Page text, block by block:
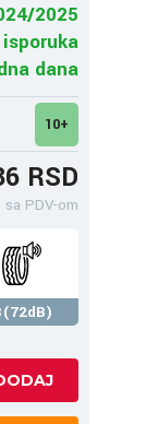
2025
dana
10+
RSD
sa PDV-om